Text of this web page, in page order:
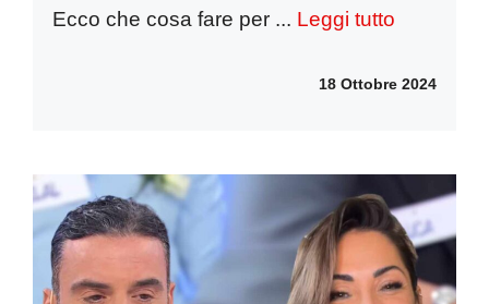
Ecco che cosa fare per ... Leggi tutto
18 Ottobre 2024